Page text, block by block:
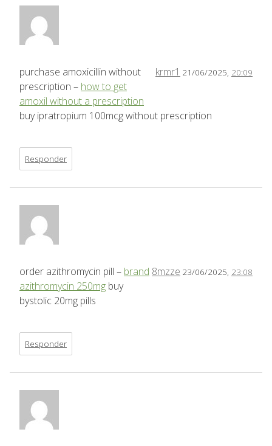
krmr1 21/06/2025, 20:09
purchase amoxicillin without
prescription – how to get
amoxil without a prescription
buy ipratropium 100mcg without prescription
Responder
8mzze 23/06/2025, 23:08
order azithromycin pill – brand
azithromycin 250mg buy
bystolic 20mg pills
Responder